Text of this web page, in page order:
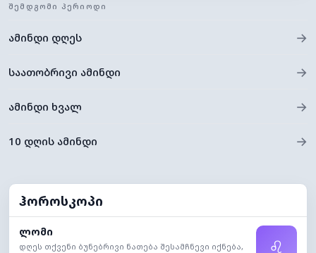
ᲨᲔᲛᲓᲒᲝᲛᲘ ᲞᲔᲠᲘᲝᲓᲘ
ამინდი დღეს →
საათობრივი ამინდი →
ამინდი ხვალ →
10 დღის ამინდი →
ჰოროსკოპი
ლომი
დღეს თქვენი ბუნებრივი ნათება შესამჩნევი იქნება,
♌